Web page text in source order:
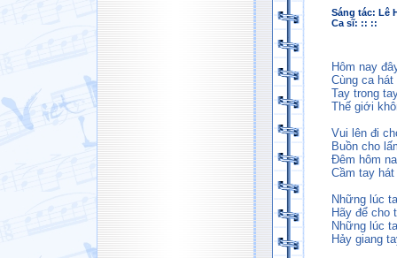
Sáng tác: Lê
Ca sĩ: :: ::
Hôm nay
Cùng ca hát
Tay trong
Thế giới
Vui lên đi
Buồn cho
Ðêm hôm
Cầm tay
Những lúc
Hãy để cho
Những lúc
Hảy giang